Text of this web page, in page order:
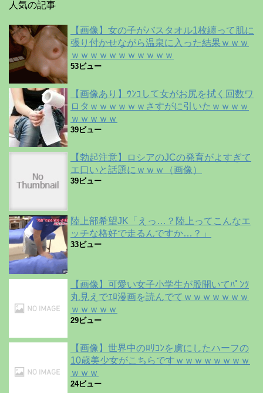
人気の記事
【画像】女の子がバスタオル1枚纏って肌に
張り付かせながら温泉に入った結果ｗｗｗ
ｗｗｗｗｗｗｗｗｗｗｗ
53ビュー
【画像あり】ｳﾝｺして女がお尻を拭く回数ワ
ロタｗｗｗｗｗｗさすがに引いたｗｗｗｗ
ｗｗｗｗｗ
39ビュー
【勃起注意】ロシアのJCの発育がよすぎて
エ口いと話題にｗｗｗ（画像）
39ビュー
陸上部希望JK「えっ…？陸上ってこんなエ
ッチな格好で走るんですか…？」
33ビュー
【画像】可愛い女子小学生が股開いてﾊﾟﾝﾂ
丸見えでｴﾛ漫画を読んでてｗｗｗｗｗｗｗ
ｗｗｗｗｗ
29ビュー
【画像】世界中のﾛﾘｺﾝを虜にしたハーフの
10歳美少女がこちらですｗｗｗｗｗｗｗｗ
ｗｗｗ
24ビュー